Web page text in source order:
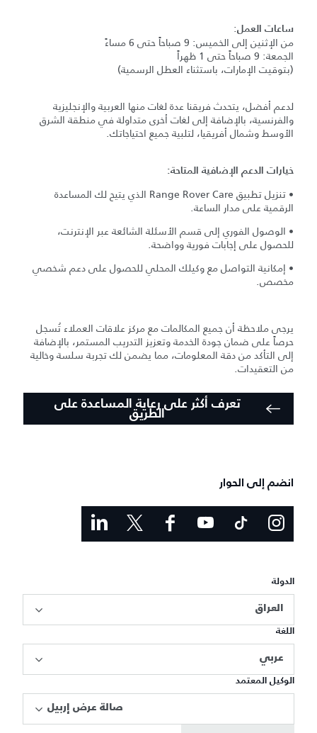
ساعات العمل:
من الإثنين إلى الخميس: 9 صباحاً حتى 6 مساءً
الجمعة: 9 صباحاً حتى 1 ظهراً
(بتوقيت الإمارات، باستثناء العطل الرسمية)
لدعم أفضل، يتحدث فريقنا عدة لغات منها العربية والإنجليزية
والفرنسية، بالإضافة إلى لغات أخرى متداولة في منطقة الشرق
الأوسط وشمال أفريقيا، لتلبية جميع احتياجاتك.
خيارات الدعم الإضافية المتاحة:
• تنزيل تطبيق Range Rover Care الذي يتيح لك المساعدة
الرقمية على مدار الساعة.
• الوصول الفوري إلى قسم الأسئلة الشائعة عبر الإنترنت،
للحصول على إجابات فورية وواضحة.
• إمكانية التواصل مع وكيلك المحلي للحصول على دعم شخصي
مخصص.
يرجى ملاحظة أن جميع المكالمات مع مركز علاقات العملاء تُسجل
حرصاً على ضمان جودة الخدمة وتعزيز التدريب المستمر، بالإضافة
إلى التأكد من دقة المعلومات، مما يضمن لك تجربة سلسة وخالية
من التعقيدات.
تعرف أكثر على رعاية المساعدة على
الطريق
انضم إلى الحوار
الدولة
العراق
اللغة
عربي
الوكيل المعتمد
صالة عرض إربيل